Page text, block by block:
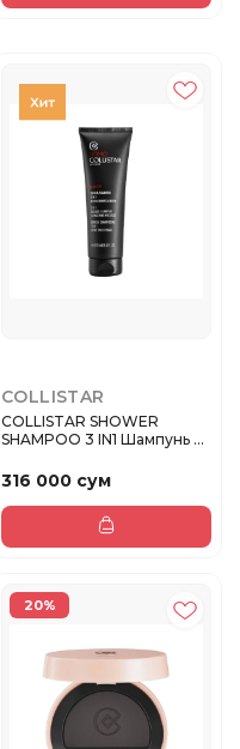
COLLISTAR
COLLISTAR SHOWER
SHAMPOO 3 IN1 Шампунь 3
316 000 сум
20%